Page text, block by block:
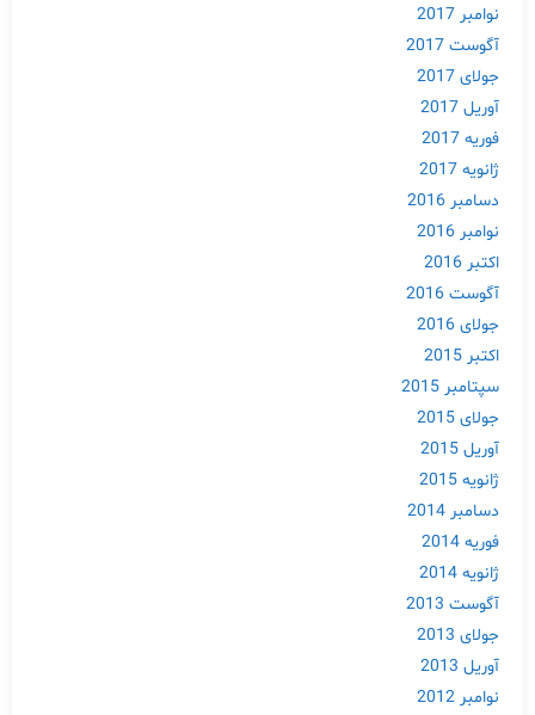
نوامبر 2017
آگوست 2017
جولای 2017
آوریل 2017
فوریه 2017
ژانویه 2017
دسامبر 2016
نوامبر 2016
اکتبر 2016
آگوست 2016
جولای 2016
اکتبر 2015
سپتامبر 2015
جولای 2015
آوریل 2015
ژانویه 2015
دسامبر 2014
فوریه 2014
ژانویه 2014
آگوست 2013
جولای 2013
آوریل 2013
نوامبر 2012